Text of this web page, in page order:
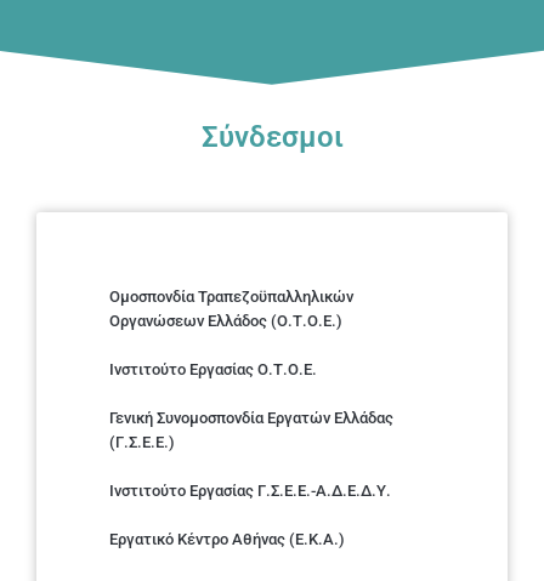
Σύνδεσμοι
Ομοσπονδία Τραπεζοϋπαλληλικών
Οργανώσεων Ελλάδος (Ο.Τ.Ο.Ε.)
Ινστιτούτο Εργασίας Ο.Τ.Ο.Ε.
Γενική Συνομοσπονδία Εργατών Ελλάδας
(Γ.Σ.Ε.Ε.)
Ινστιτούτο Εργασίας Γ.Σ.Ε.Ε.-Α.Δ.Ε.Δ.Υ.
Εργατικό Κέντρο Αθήνας (Ε.Κ.Α.)